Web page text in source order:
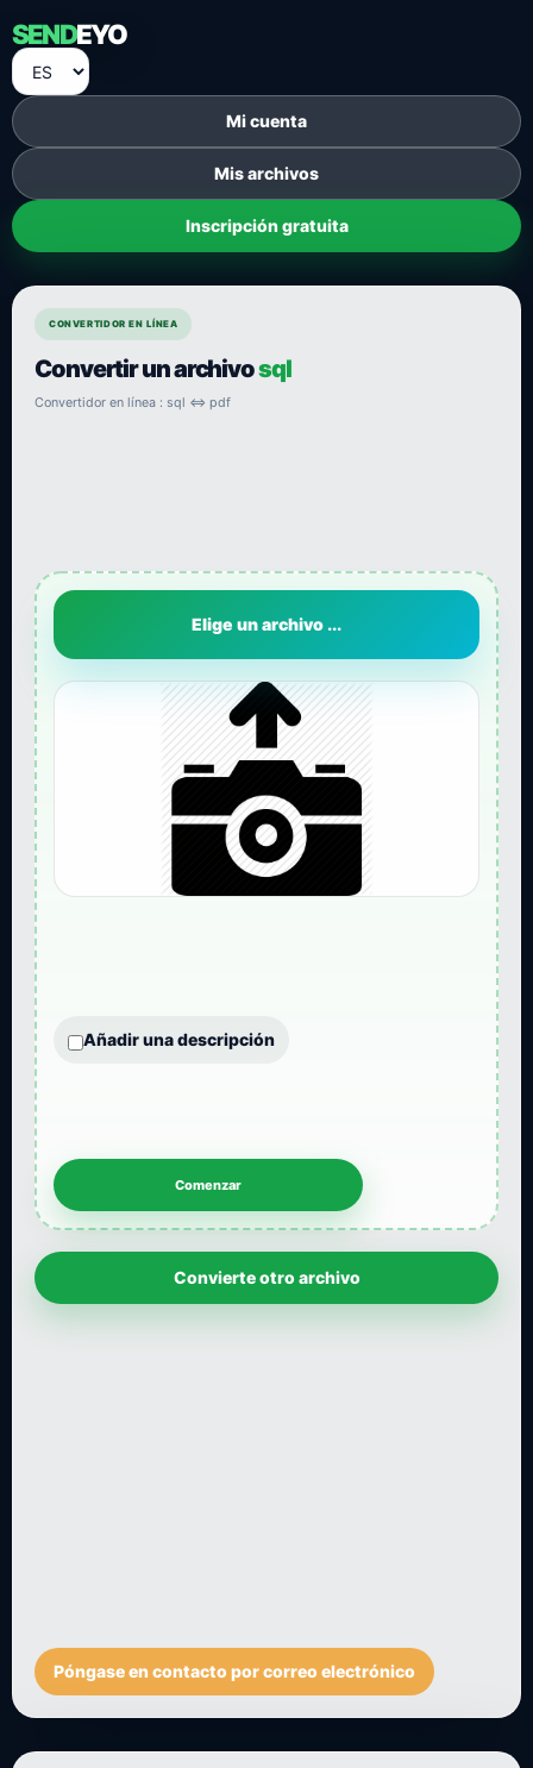
SENDEYO
Mi cuenta
Mis archivos
Inscripción gratuita
CONVERTIDOR EN LÍNEA
Convertir un archivosql
Convertidor en línea : sql ⇔ pdf
Elige un archivo ...
Añadir una descripción
Convierte otro archivo
Póngase en contacto por correo electrónico